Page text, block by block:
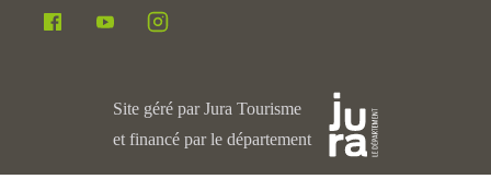
Site géré par Jura Tourisme
et financé par le département